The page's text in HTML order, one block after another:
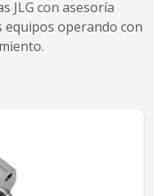
JLG con asesoría
equipos operando con